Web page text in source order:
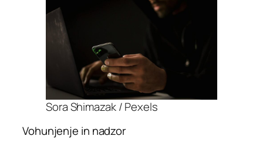
Sora Shimazak / Pexels
Vohunjenje in nadzor